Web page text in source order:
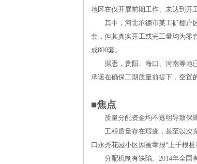
地区在仅开展前期工作、未达到开
其中，河北承德市某工矿棚户
套，但其真实开工或完工量均为零
成800套。
据悉，贵阳、海口、河南等地已
承诺在确保工期质量前提下，空置
■焦点
质量分配资金均不透明导致保
工程质量存在瑕疵，甚至以次
口永秀花园小区因被举报“上千根
分配机制有缺陷。 2014年全国